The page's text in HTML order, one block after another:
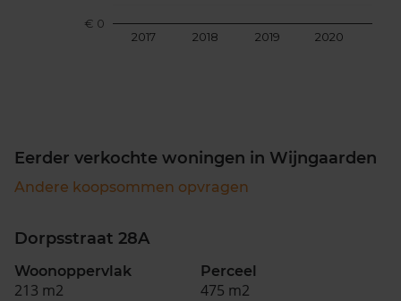
2017 2018 2019 2020
€ 0
Eerder verkochte woningen in Wijngaarden
Andere koopsommen opvragen
Dorpsstraat 28A
Woonoppervlak
213 m2
Perceel
475 m2